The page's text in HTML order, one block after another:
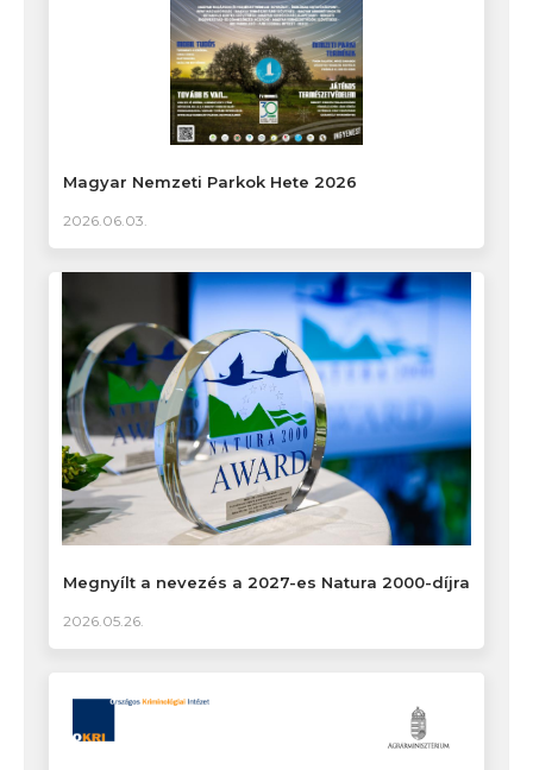
Magyar Nemzeti Parkok Hete 2026
2026.06.03.
Megnyílt a nevezés a 2027-es Natura 2000-díjra
2026.05.26.